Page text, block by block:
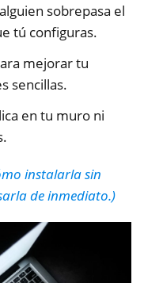
sobrepasa el
tú configuras.
mejorar tu
sencillas.
en tu muro ni
instalarla sin
de inmediato.)